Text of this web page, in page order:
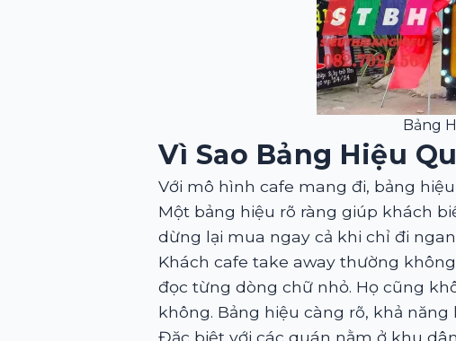
Bảng
Vì Sao Bảng Hiệu
Với mô hình cafe mang đi, bảng
Một bảng hiệu rõ ràng giúp khách
dừng lại mua ngay cả khi chỉ đi
Khách cafe take away thường
đọc từng dòng chữ nhỏ. Họ cũng
không. Bảng hiệu càng rõ, khả
Đặc biệt với các quán nằm ở khu